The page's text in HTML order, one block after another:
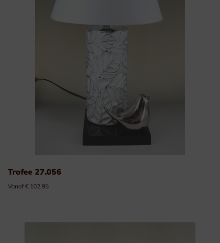
Trofee 27.056
Vanaf € 102.95